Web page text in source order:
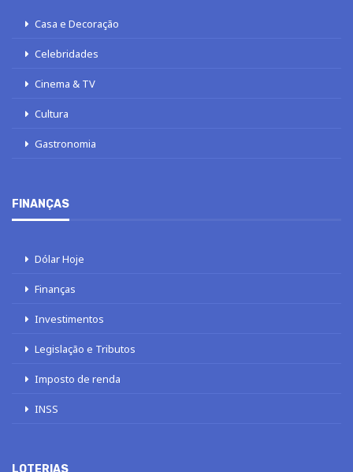
Casa e Decoração
Celebridades
Cinema & TV
Cultura
Gastronomia
FINANÇAS
Dólar Hoje
Finanças
Investimentos
Legislação e Tributos
Imposto de renda
INSS